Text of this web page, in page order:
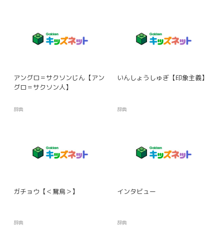
アングロ＝サクソンじん【アン
グロ＝サクソン人】
辞典
いんしょうしゅぎ【印象主義】
辞典
ガチョウ【＜鵞鳥＞】
辞典
インタビュー
辞典